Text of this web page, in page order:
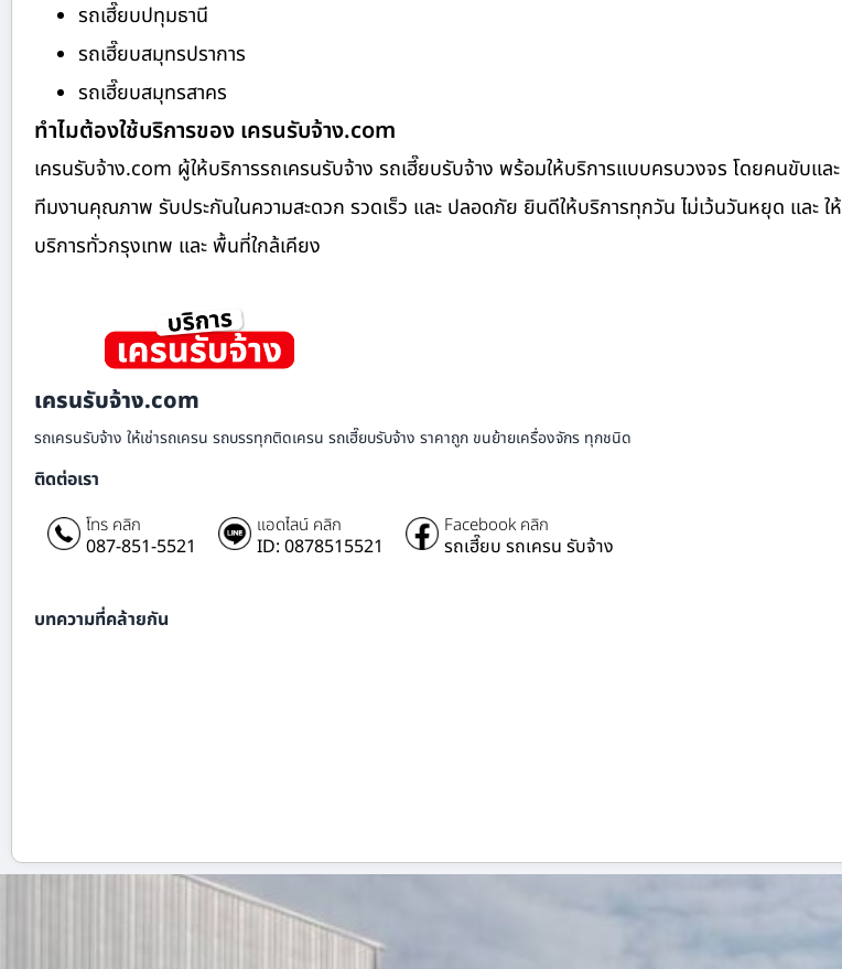
รถเฮี๊ยบปทุมธานี
รถเฮี๊ยบสมุทรปราการ
รถเฮี๊ยบสมุทรสาคร
ทำไมต้องใช้บริการของ เครนรับจ้าง.com
เครนรับจ้าง.com ผู้ให้บริการรถเครนรับจ้าง รถเฮี๊ยบรับจ้าง พร้อมให้บริการแบบครบวงจร โดยคนขับและ
ทีมงานคุณภาพ รับประกันในความสะดวก รวดเร็ว และ ปลอดภัย ยินดีให้บริการทุกวัน ไม่เว้นวันหยุด และ ให้
บริการทั่วกรุงเทพ และ พื้นที่ใกล้เคียง
เครนรับจ้าง.com
รถเครนรับจ้าง ให้เช่ารถเครน รถบรรทุกติดเครน รถเฮี๊ยบรับจ้าง ราคาถูก ขนย้ายเครื่องจักร ทุกชนิด
ติดต่อเรา
โทร คลิก
087-851-5521
แอดไลน์ คลิก
ID: 0878515521
Facebook คลิก
รถเฮี๊ยบ รถเครน รับจ้าง
บทความที่คล้ายกัน